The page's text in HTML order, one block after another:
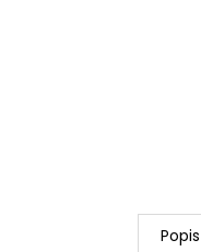
Popis